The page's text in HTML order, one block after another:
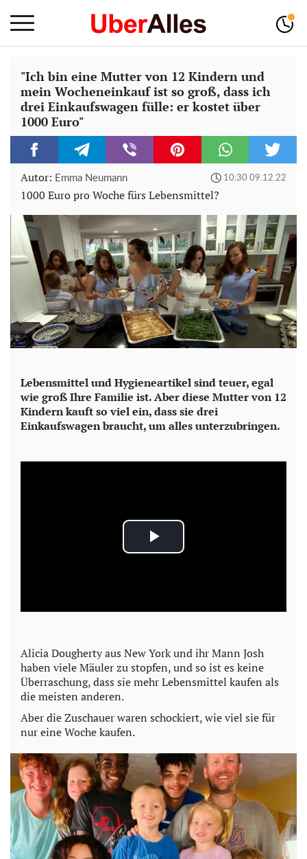
"Ich bin eine Mutter von 12 Kindern und
mein Wocheneinkauf ist so groß, dass ich
drei Einkaufswagen fülle: er kostet über
1000 Euro"
Autor: Emma Neumann 10:30 09.12.22
1000 Euro pro Woche fürs Lebensmittel?
Lebensmittel und Hygieneartikel sind teuer, egal
wie groß Ihre Familie ist.Aber diese Mutter von 12
Kindern kauft so viel ein, dass sie drei
Einkaufswagen braucht, um alles unterzubringen.
P
a
y
V
e
o
Alicia Dougherty aus New York und ihr Mann Josh
haben viele Mäuler zu stopfen, und so ist es keine
Überraschung, dass sie mehr Lebensmittel kaufen als
die meisten anderen.
Aber die Zuschauer waren schockiert, wie viel sie für
nur eine Woche kaufen.